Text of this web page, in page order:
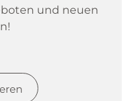
und neuen